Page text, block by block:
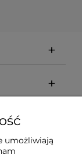
umożliwiają